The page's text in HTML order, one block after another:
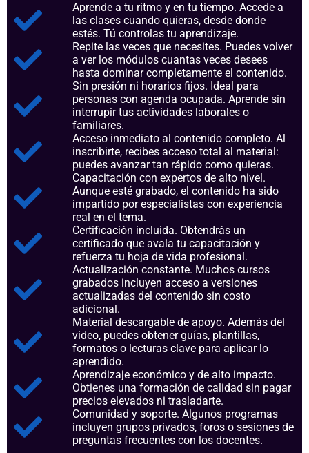
Aprende a tu ritmo y en tu tiempo. Accede a
las clases cuando quieras, desde donde
estés. Tú controlas tu aprendizaje.
Repite las veces que necesites. Puedes volver
a ver los módulos cuantas veces desees
hasta dominar completamente el contenido.
Sin presión ni horarios fijos. Ideal para
personas con agenda ocupada. Aprende sin
interrupir tus actividades laborales o
familiares.
Acceso inmediato al contenido completo. Al
inscribirte, recibes acceso total al material:
puedes avanzar tan rápido como quieras.
Capacitación con expertos de alto nivel.
Aunque esté grabado, el contenido ha sido
impartido por especialistas con experiencia
real en el tema.
Certificación incluida. Obtendrás un
certificado que avala tu capacitación y
refuerza tu hoja de vida profesional.
Actualización constante. Muchos cursos
grabados incluyen acceso a versiones
actualizadas del contenido sin costo
adicional.
Material descargable de apoyo. Además del
video, puedes obtener guías, plantillas,
formatos o lecturas clave para aplicar lo
aprendido.
Aprendizaje económico y de alto impacto.
Obtienes una formación de calidad sin pagar
precios elevados ni trasladarte.
Comunidad y soporte. Algunos programas
incluyen grupos privados, foros o sesiones de
preguntas frecuentes con los docentes.